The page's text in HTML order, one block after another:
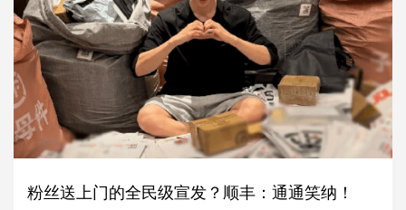
粉丝送上门的全民级宣发？顺丰：通通笑纳！